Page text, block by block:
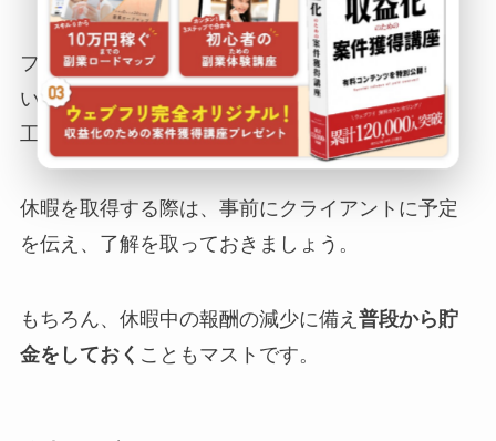
フリーランスが長期休暇を取得して仕事を失わな
いためには、
計画的に短期間の休暇を取るなどの
工夫が必要です。
休暇を取得する際は、事前にクライアントに予定
を伝え、了解を取っておきましょう。
もちろん、休暇中の報酬の減少に備え 普段から貯
金をしておく こともマストです。